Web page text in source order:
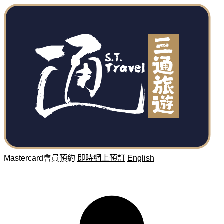
Mastercard會員預約 即時網上預訂 English